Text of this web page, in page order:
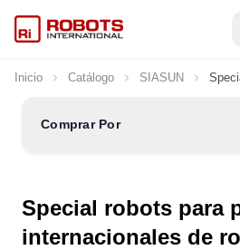
Inicio Catálogo SIASUN
Comprar Por
Special robots para
internacionales de